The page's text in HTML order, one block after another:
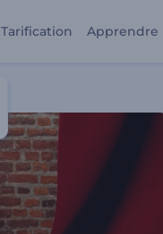
Tarification Apprendre